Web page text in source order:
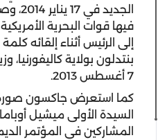
الجديد
فيها قوات البحرية
إلى الرئيس أثناء إلقائه
بنتدلون بولاية كاليفورنيا،
7 أغسطس 2013.
كما استعرض جاكسون
السيدة الأولى ميشيل
المشاركين في المؤتمر